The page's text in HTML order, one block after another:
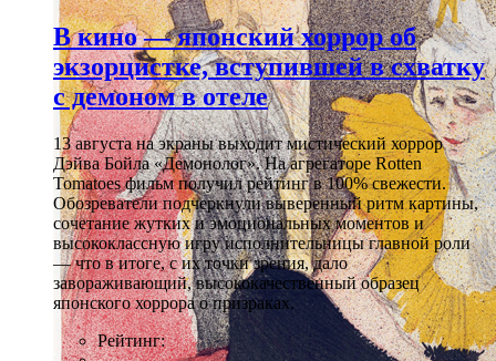
В кино — японский хоррор об
экзорцистке, вступившей в схватку
с демоном в отеле
13 августа на экраны выходит мистический хоррор
Дэйва Бойла «Демонолог». На агрегаторе Rotten
Tomatoes фильм получил рейтинг в 100% свежести.
Обозреватели подчеркнули выверенный ритм картины,
сочетание жутких и эмоциональных моментов и
высококлассную игру исполнительницы главной роли
— что в итоге, с их точки зрения, дало
завораживающий, высококачественный образец
японского хоррора о призраках.
Рейтинг: